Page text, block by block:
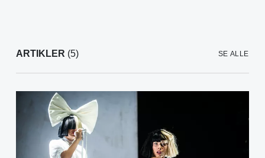
ARTIKLER (5) SE ALLE